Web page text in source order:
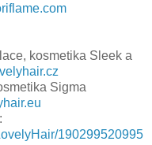
kosmetika Sleek a
Sigma
190299520995